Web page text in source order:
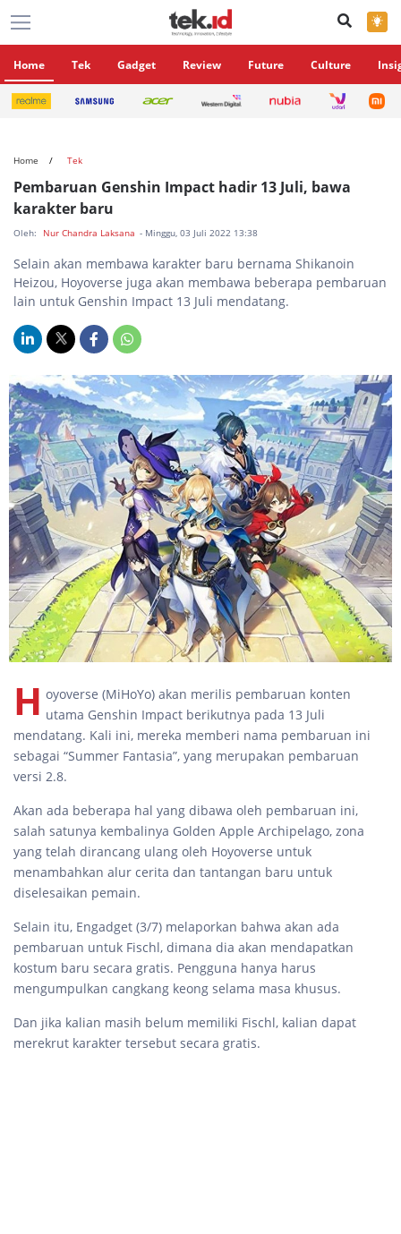
×
Home Tek Gadget Review Future Culture
Home Tek
Pembaruan Genshin Impact hadir 13 Juli, bawa
karakter baru
Oleh: Nur Chandra Laksana - Minggu, 03 Juli 2022 13:38
Selain akan membawa karakter baru bernama Shikanoin
Heizou, Hoyoverse juga akan membawa beberapa pembaruan
lain untuk Genshin Impact 13 Juli mendatang.
H oyoverse (MiHoYo) akan merilis pembaruan konten
utama Genshin Impact berikutnya pada 13 Juli
mendatang. Kali ini, mereka memberi nama pembaruan ini
sebagai “Summer Fantasia”, yang merupakan pembaruan
versi 2.8.
Akan ada beberapa hal yang dibawa oleh pembaruan ini,
salah satunya kembalinya Golden Apple Archipelago, zona
yang telah dirancang ulang oleh Hoyoverse untuk
menambahkan alur cerita dan tantangan baru untuk
diselesaikan pemain.
Selain itu, Engadget (3/7) melaporkan bahwa akan ada
pembaruan untuk Fischl, dimana dia akan mendapatkan
kostum baru secara gratis. Pengguna hanya harus
mengumpulkan cangkang keong selama masa khusus.
Dan jika kalian masih belum memiliki Fischl, kalian dapat
merekrut karakter tersebut secara gratis.